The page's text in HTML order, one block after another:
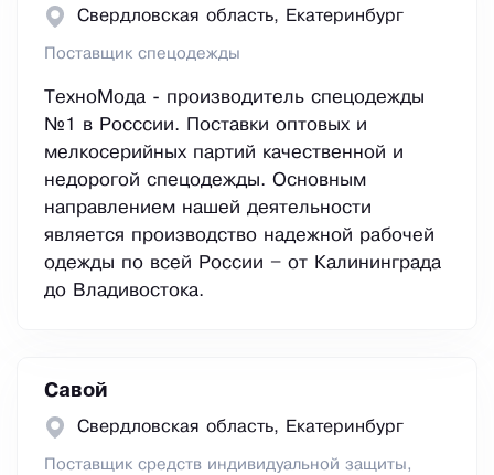
Свердловская область, Екатеринбург
Поставщик спецодежды
ТехноМода - производитель спецодежды
№1 в Росссии. Поставки оптовых и
мелкосерийных партий качественной и
недорогой спецодежды. Основным
направлением нашей деятельности
является производство надежной рабочей
одежды по всей России – от Калининграда
до Владивостока.
Савой
Свердловская область, Екатеринбург
Поставщик средств индивидуальной защиты,